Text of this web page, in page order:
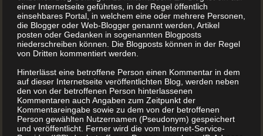
Kinderbuecher drucken
und binden
„Liest Du mir noch etwas vor?“ Kinder lieben
Geschichten und Bücher. So gesehen, kann man das
einer Internetseite geführtes, in der Regel öffentlich
einsehbares Portal, in welchem eine oder mehrere Personen,
die Blogger oder Web-Blogger genannt werden, Artikel
posten oder Gedanken in sogenannten Blogposts
niederschreiben können. Die Blogposts können in der Regel
von Dritten kommentiert werden.
Hinterlässt eine betroffene Person einen Kommentar in dem
auf dieser Internetseite veröffentlichten Blog, werden neben
den von der betroffenen Person hinterlassenen
Kommentaren auch Angaben zum Zeitpunkt der
Kommentareingabe sowie zu dem von der betroffenen
Person gewählten Nutzernamen (Pseudonym) gespeichert
und veröffentlicht. Ferner wird die vom Internet-Service-